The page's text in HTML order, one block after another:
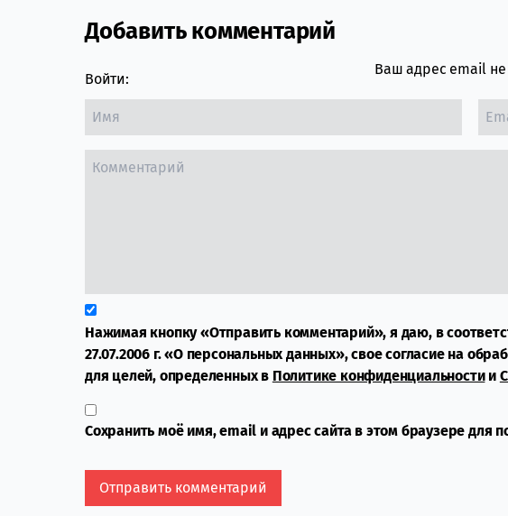
Comment section
Добавить комментарий
Войти:
Ваш адрес email не
Нажимая кнопку «Отправить комментарий», я даю, в
27.07.2006 г. «О персональных данных», свое согласие на
для целей, определенных в Политике конфиденциальностии
Сохранить моё имя, email и адрес сайта в этом браузере для